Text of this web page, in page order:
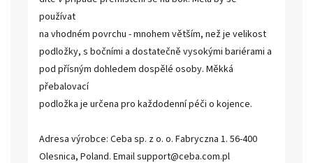
používat
na vhodném povrchu - mnohem větším, než je velikost
podložky, s bočními a dostatečně vysokými bariérami a
pod přísným dohledem dospělé osoby. Měkká
přebalovací
podložka je určena pro každodenní péči o kojence.
Adresa výrobce: Ceba sp. z o. o. Fabryczna 1. 56-400
Olesnica, Poland. Email support@ceba.com.pl